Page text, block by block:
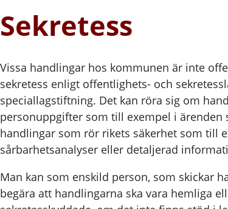
Sekretess
Vissa handlingar hos kommunen är inte
sekretess enligt offentlighets- och
speciallagstiftning. Det kan röra sig om
personuppgifter som till exempel i
handlingar som rör rikets säkerhet som till
sårbarhetsanalyser eller detaljerad
Man kan som enskild person, som skickar
begära att handlingarna ska vara hemliga